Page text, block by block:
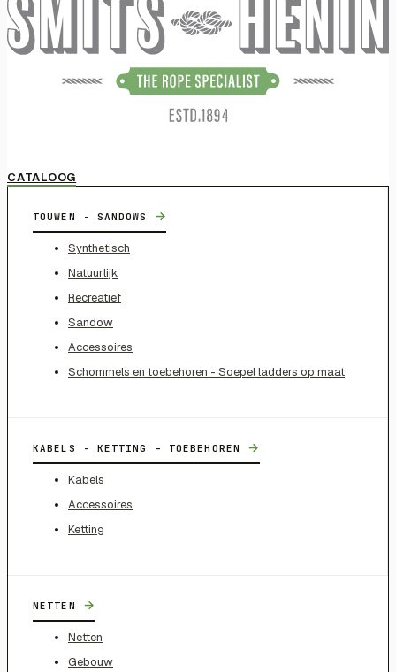
CATALOOG
TOUWEN - SANDOWS →
Synthetisch
Natuurlijk
Recreatief
Sandow
Accessoires
Schommels en toebehoren - Soepel ladders op maat
KABELS - KETTING - TOEBEHOREN →
Kabels
Accessoires
Ketting
NETTEN →
Netten
Gebouw